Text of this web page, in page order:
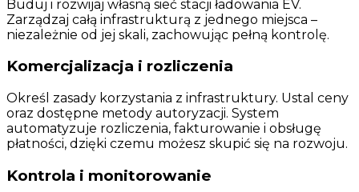
Buduj i rozwijaj własną sieć stacji ładowania EV.
Zarządzaj całą infrastrukturą z jednego miejsca –
niezależnie od jej skali, zachowując pełną kontrolę.
Komercjalizacja i rozliczenia
Określ zasady korzystania z infrastruktury. Ustal ceny
oraz dostępne metody autoryzacji. System
automatyzuje rozliczenia, fakturowanie i obsługę
płatności, dzięki czemu możesz skupić się na rozwoju.
Kontrola i monitorowanie